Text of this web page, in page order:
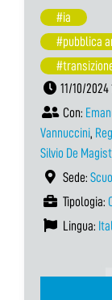
#ia
#pubblica
11/10/2024
Con:
Vannuccini,
Silvio De
Sede:
Tipologia:
Lingua: